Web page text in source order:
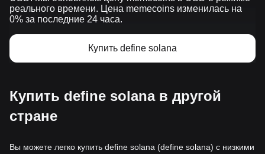
реального времени. Цена memecoins изменилась на
0% за последние 24 часа.
Купить define solana
Купить define solana в другой
стране
Вы можете легко купить define solana (define solana) с низкими